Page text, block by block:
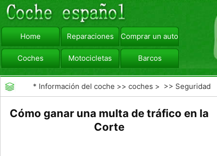
Home Reparaciones Comprar un automóvil
Coches Motocicletas Barcos
viajar Camiones
* Información del coche >>coches > >> Seguridad
Cómo ganar una multa de tráfico en la
Corte